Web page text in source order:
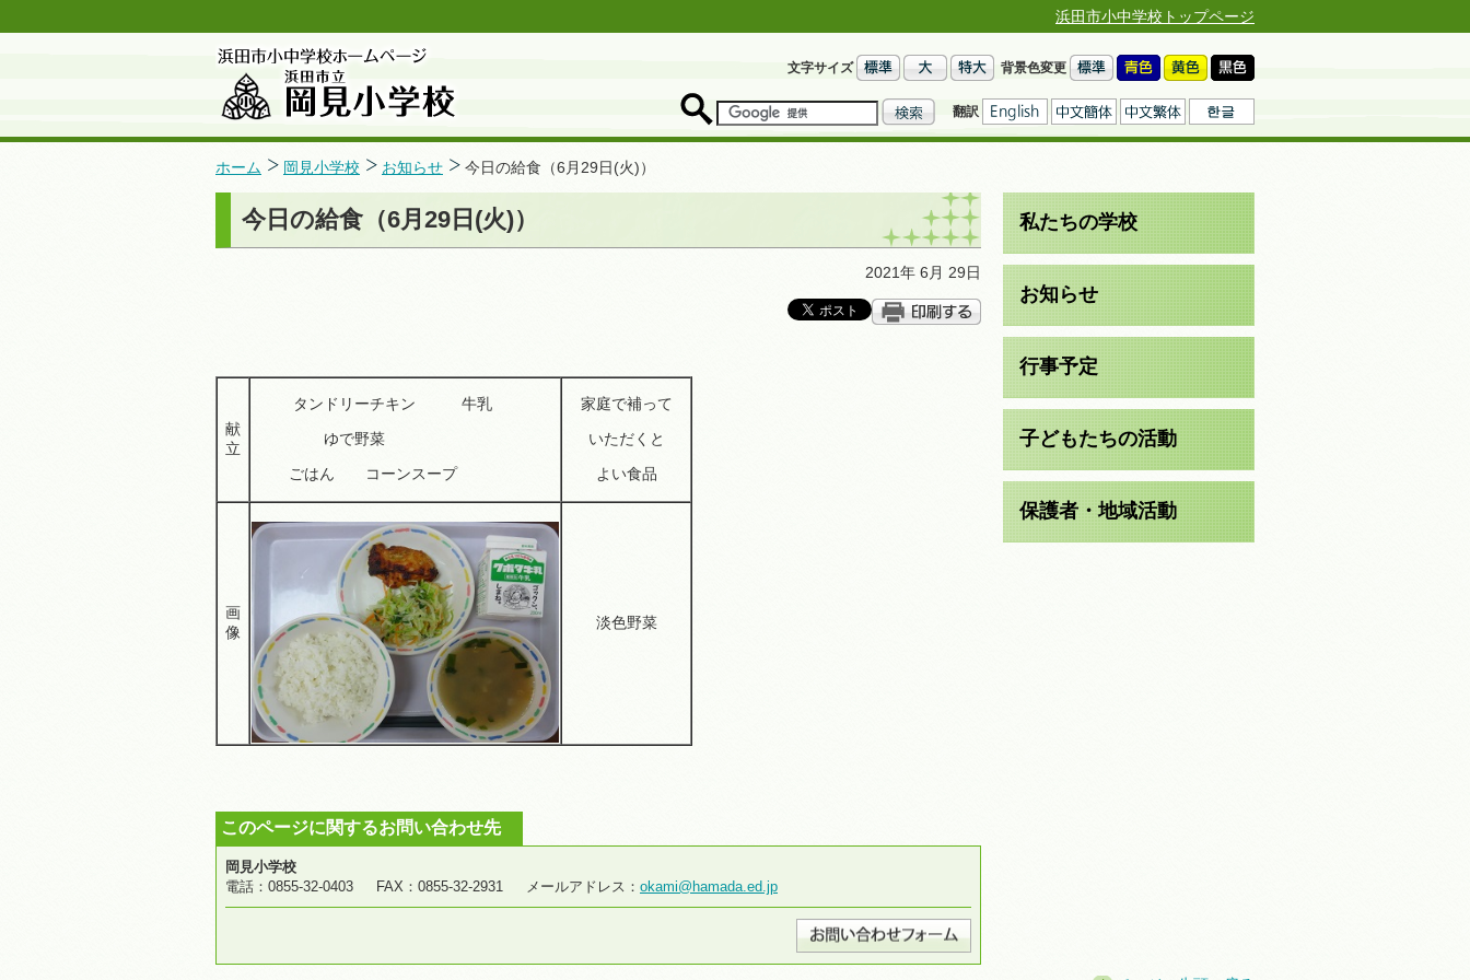
浜田市小中学校トップページ
文字サイズ 背景色変更
翻訳
ホーム 岡見小学校 お知らせ 今日の給食（6月29日(火)）
今日の給食（6月29日(火)）
2021年 6月 29日
献
立
タンドリーチキン 牛乳
ゆで野菜
ごはん コーンスープ
家庭で補って
いただくと
よい食品
画
像
淡色野菜
このページに関するお問い合わせ先
岡見小学校
電話：0855-32-0403 FAX：0855-32-2931 メールアドレス： okami@hamada.ed.jp
私たちの学校
お知らせ
行事予定
子どもたちの活動
保護者・地域活動